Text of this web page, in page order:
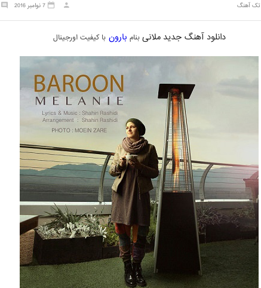
تک آهنگ 7 نوامبر 2016
دانلود آهنگ جدید ملانیبنام بارون با کیفیت اورجینال